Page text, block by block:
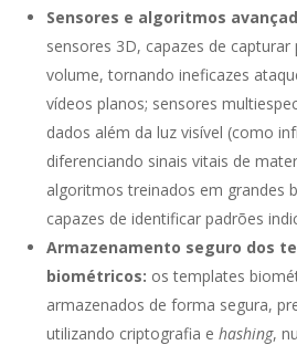
Sensores e algoritmos
sensores 3D, capazes de capturar
volume, tornando ineficazes
vídeos planos; sensores
dados além da luz visível (como
diferenciando sinais vitais de
algoritmos treinados em grandes
capazes de identificar padrões
Armazenamento seguro dos
biométricos: os templates
armazenados de forma segura,
utilizando criptografia e hashing,